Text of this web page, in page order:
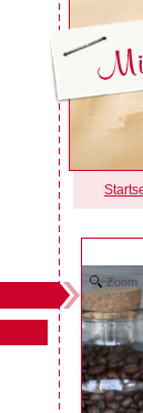
Zoom